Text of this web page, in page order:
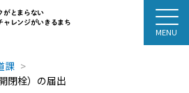
がとまらない
ャレンジがいきるまち
課
閉栓）の届出